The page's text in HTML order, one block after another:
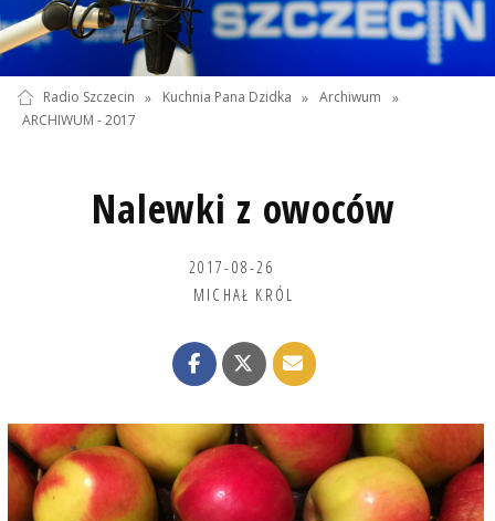
Radio Szczecin » Kuchnia Pana Dzidka » Archiwum
»
ARCHIWUM - 2017
Nalewki z owoców
2017-08-26
MICHAŁ KRÓL